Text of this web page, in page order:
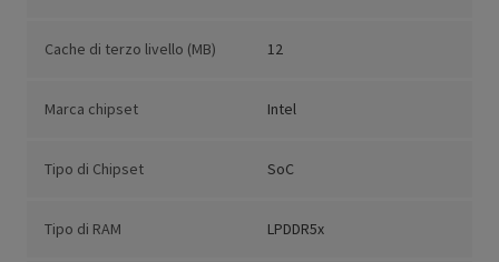
Cache di terzo livello (MB) 12
Marca chipset Intel
Tipo di Chipset SoC
Tipo di RAM LPDDR5x